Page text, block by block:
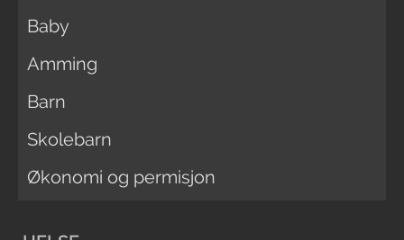
Baby
Amming
Barn
Skolebarn
Økonomi og permisjon